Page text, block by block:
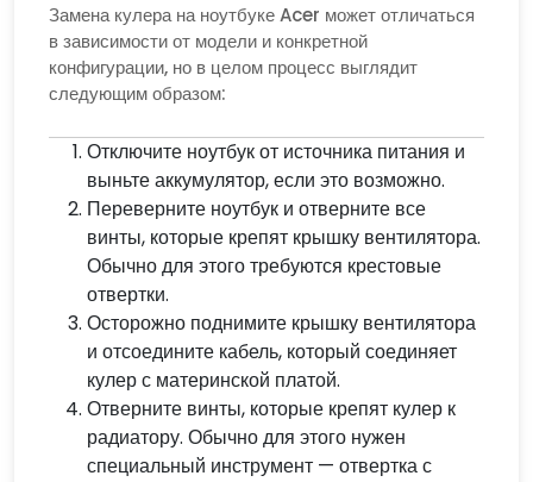
Замена кулера на ноутбуке Acer может отличаться
в зависимости от модели и конкретной
конфигурации, но в целом процесс выглядит
следующим образом:
Отключите ноутбук от источника питания и
выньте аккумулятор, если это возможно.
Переверните ноутбук и отверните все
винты, которые крепят крышку вентилятора.
Обычно для этого требуются крестовые
отвертки.
Осторожно поднимите крышку вентилятора
и отсоедините кабель, который соединяет
кулер с материнской платой.
Отверните винты, которые крепят кулер к
радиатору. Обычно для этого нужен
специальный инструмент — отвертка с